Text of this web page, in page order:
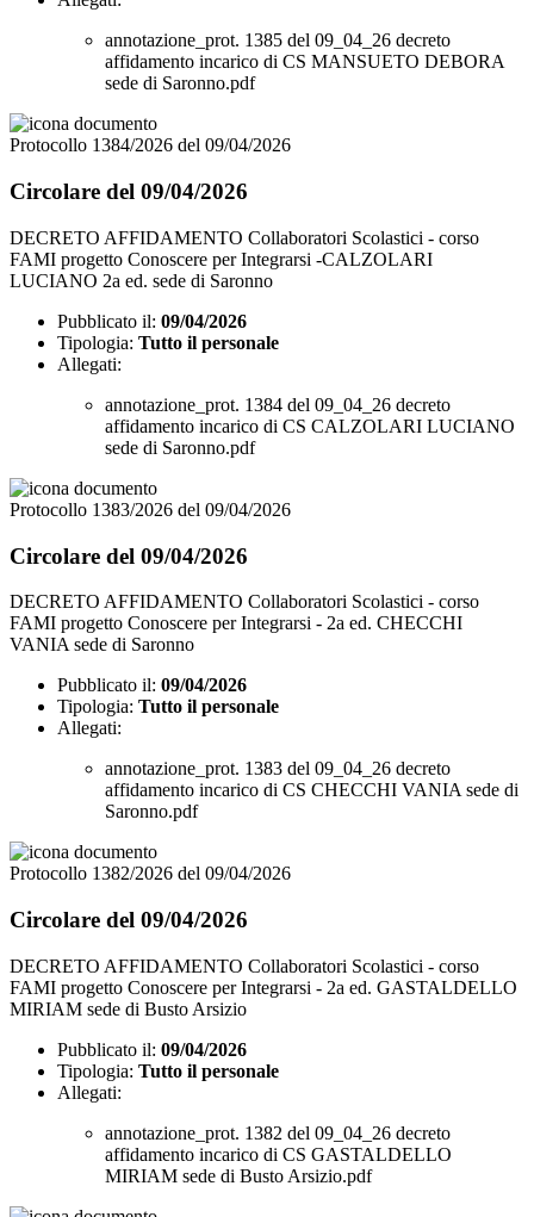
annotazione_prot. 1385 del 09_04_26 decreto
affidamento incarico di CS MANSUETO DEBORA
sede di Saronno.pdf
Protocollo 1384/2026 del 09/04/2026
Circolare del 09/04/2026
DECRETO AFFIDAMENTO Collaboratori Scolastici - corso
FAMI progetto Conoscere per Integrarsi -CALZOLARI
LUCIANO 2a ed. sede di Saronno
Pubblicato il: 09/04/2026
Tipologia: Tutto il personale
Allegati:
annotazione_prot. 1384 del 09_04_26 decreto
affidamento incarico di CS CALZOLARI LUCIANO
sede di Saronno.pdf
Protocollo 1383/2026 del 09/04/2026
Circolare del 09/04/2026
DECRETO AFFIDAMENTO Collaboratori Scolastici - corso
FAMI progetto Conoscere per Integrarsi - 2a ed. CHECCHI
VANIA sede di Saronno
Pubblicato il: 09/04/2026
Tipologia: Tutto il personale
Allegati:
annotazione_prot. 1383 del 09_04_26 decreto
affidamento incarico di CS CHECCHI VANIA sede di
Saronno.pdf
Protocollo 1382/2026 del 09/04/2026
Circolare del 09/04/2026
DECRETO AFFIDAMENTO Collaboratori Scolastici - corso
FAMI progetto Conoscere per Integrarsi - 2a ed. GASTALDELLO
MIRIAM sede di Busto Arsizio
Pubblicato il: 09/04/2026
Tipologia: Tutto il personale
Allegati:
annotazione_prot. 1382 del 09_04_26 decreto
affidamento incarico di CS GASTALDELLO
MIRIAM sede di Busto Arsizio.pdf